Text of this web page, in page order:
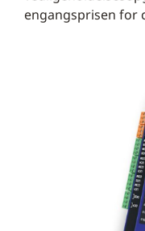
engangsprisen for